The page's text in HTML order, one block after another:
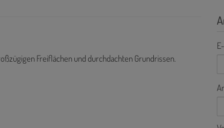
Freiflächen und durchdachten Grundrissen.